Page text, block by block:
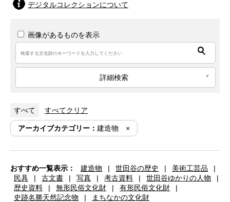
デジタルコレクションについて
画像があるものを表示
詳細検索
すべて すべてクリア
アーカイブカテゴリー：建造物
おすすめ一覧表示： 建造物 | 世田谷の歴史 | 美術工芸品
|
民具
| 古文書 | 写真 | 考古資料 | 世田谷ゆかりの人物
|
歴史資料
| 無形民俗文化財 | 有形民俗文化財
|
史跡名勝天然記念物
| まちなかの文化財